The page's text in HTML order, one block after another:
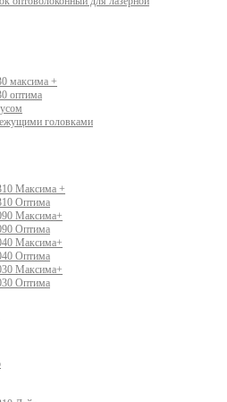
максима +
оптима
головками
Максима +
Оптима
Максима+
Оптима
Максима+
Оптима
Максима+
Оптима